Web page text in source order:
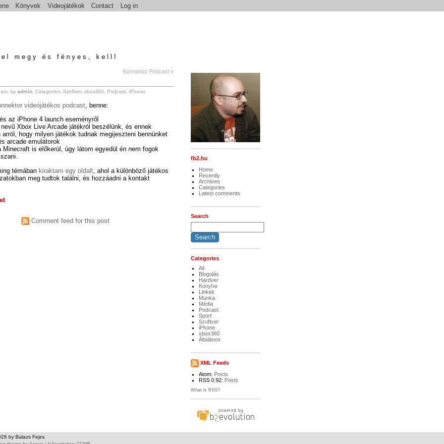
Könyvek Videojátékok Contact Log in
megy és fényes, kell!
Konnektor Podcast »
by admin, Categories: Szoftver, xbox360 Podcast, iPhone
videójátékos podcast, benne:
az iPhone 4 launch eseményről
Xbox Live Arcade játékról beszélünk, és ennek
arról, hogy milyen játékok tudnak megijeszteni bennünket
arcade emulátorok
Minecraft is előkerül, úgy látom egyedül én nem fogok
témában kiraktam egy oldalt, ahol a különböző játékos
meg tudtok találni, és hozzáadni a kontakt
Comment feed for this post
fb2.hu
Home
Recently
Archives
Categories
Latest comments
Search
Categories
All
Blogolás
Hardver
Konyha
Linkek
Munka
Média
Podcast
Sport
Szoftver
iPhone
xbox360
Általános
XML Feeds
Atom: Posts
RSS 0.92: Posts
What is RSS?
by Balazs Fejes